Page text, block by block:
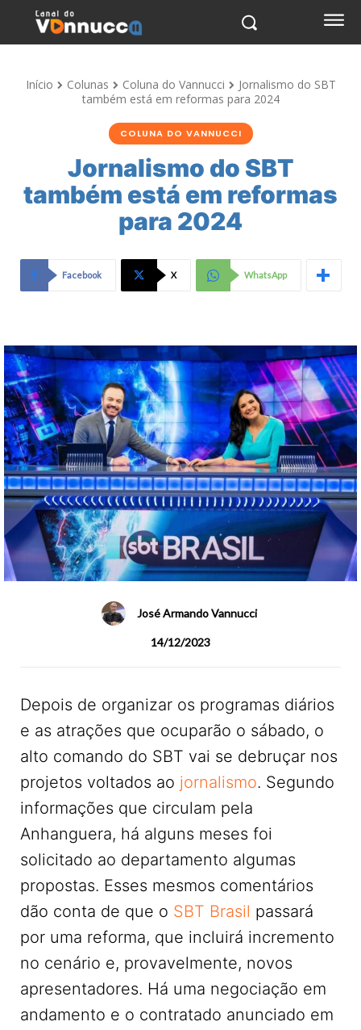
Início Colunas Coluna do Vannucci
Jornalismo do SBT
também está em reformas para 2024
COLUNA DO VANNUCCI
Jornalismo do SBT
também está em reformas
para 2024
Facebook X WhatsApp
José Armando Vannucci
14/12/2023
Depois de organizar os programas diários
e as atrações que ocuparão o sábado, o
alto comando do SBT vai se debruçar nos
projetos voltados ao jornalismo. Segundo
informações que circulam pela
Anhanguera, há alguns meses foi
solicitado ao departamento algumas
propostas. Esses mesmos comentários
dão conta de que o SBT Brasil passará
por uma reforma, que incluirá incremento
no cenário e, provavelmente, novos
apresentadores. Há uma negociação em
andamento e o contratado anunciado em